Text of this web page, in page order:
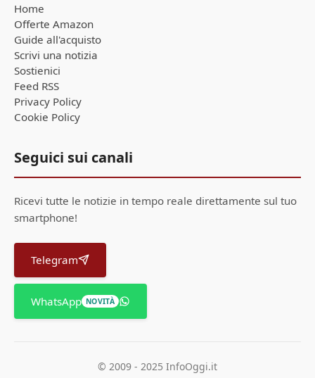
Home
Offerte Amazon
Guide all'acquisto
Scrivi una notizia
Sostienici
Feed RSS
Privacy Policy
Cookie Policy
Seguici sui canali
Ricevi tutte le notizie in tempo reale direttamente sul tuo
smartphone!
Telegram
WhatsApp NOVITÀ
© 2009 - 2025 InfoOggi.it